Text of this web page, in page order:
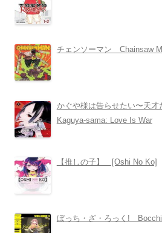
チェンソーマン Chainsaw
かぐや様は告らせたい〜天
Kaguya-sama: Love Is War
【推しの子】 [Oshi No Ko]
ぼっち・ざ・ろっく!